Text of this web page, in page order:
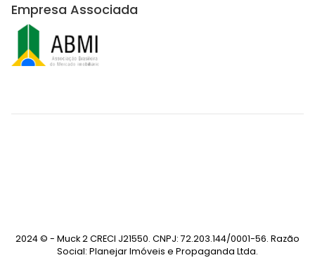
Empresa Associada
2024 © - Muck 2 CRECI J21550. CNPJ: 72.203.144/0001-56. Razão
Social: Planejar Imóveis e Propaganda Ltda.